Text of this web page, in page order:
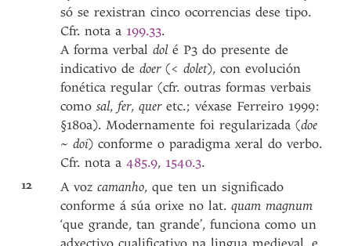
só se rexistran cinco ocorrencias dese tipo.
Cfr. nota a 199.33.
A forma verbaldolé P3 do presente de
indicativo dedoer(<dolet), con evolución
fonética regular (cfr. outras formas verbais
comosal,fer,queretc.; véxase Ferreiro 1999:
§180a). Modernamente foi regularizada (doe
~doi) conforme o paradigma xeral do verbo.
Cfr. nota a485.9, 1540.3.
12 A vozcamanho, que ten un significado
conforme á súa orixe no lat.quam magnum
‘que grande, tan grande’, funciona como un